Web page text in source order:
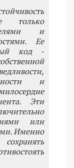
только
и
Ее
код -
и
Эти
или
Именно